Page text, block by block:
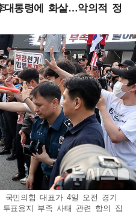
통령에 화살…악의적 정
국민의힘 대표가 4일 오전 경기
투표용지 부족 사태 관련 항의 집